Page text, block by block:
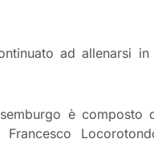
ad allenarsi in
è composto